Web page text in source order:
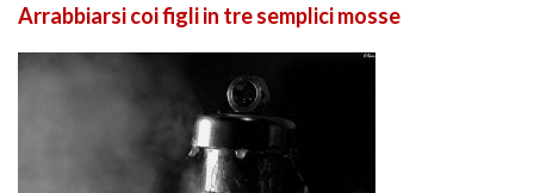
Arrabbiarsi coi figli in tre semplici mosse